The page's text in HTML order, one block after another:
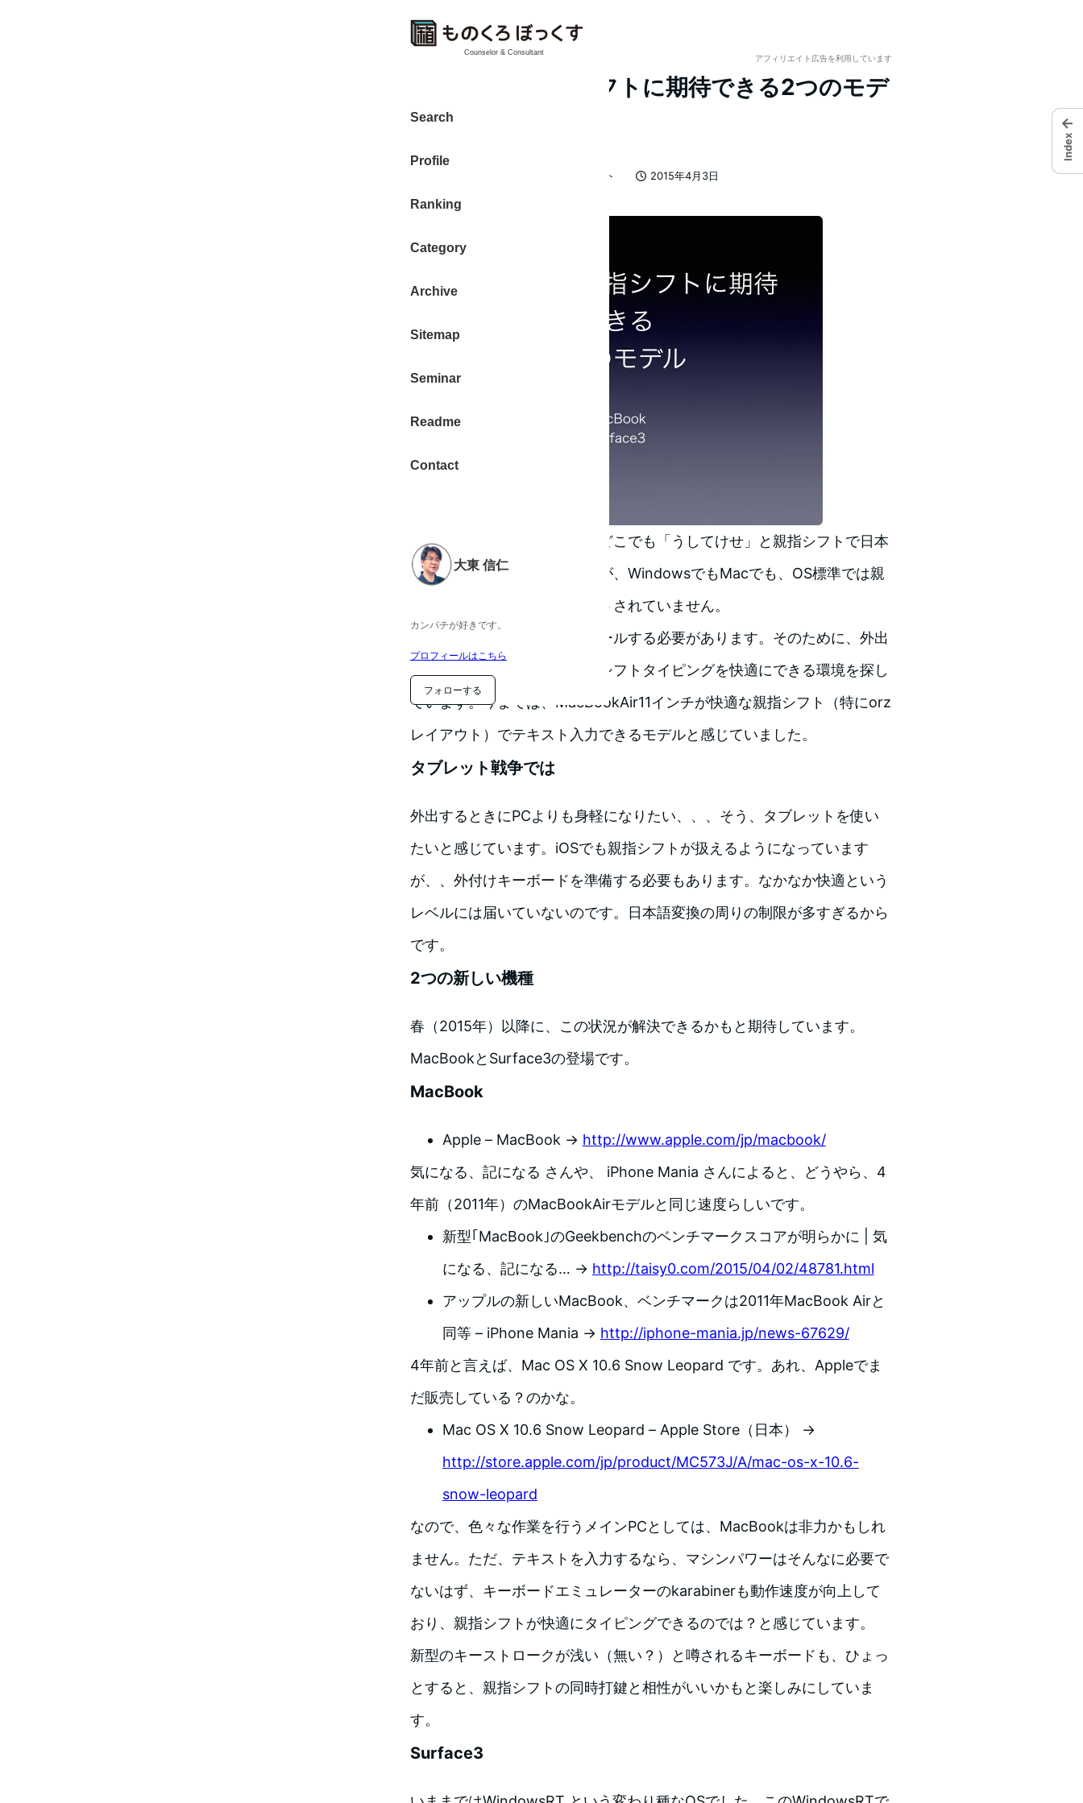
Counselor & Consultant
Search
Profile
Ranking
Category
Archive
Sitemap
Seminar
Readme
Contact
大東 信仁
カンパチが好きです。
プロフィールはこちら
フォローする
アフィリエイト広告を利用しています
モバイルな親指シフトに期待できる2つのモデ
ル
2015年4月3日
者
親指シフト
親指シフトユーザーなので、どこでも「うしてけせ」と親指シフトで日本
語を綴りたいのです。ところが、WindowsでもMacでも、OS標準では親
指シフトの入力方法がサポートされていません。
なんらかのアプリをインストールする必要があります。そのために、外出
先で文章を書くときに、親指シフトタイピングを快適にできる環境を探し
ています。今までは、MacBookAir11インチが快適な親指シフト（特にorz
レイアウト）でテキスト入力できるモデルと感じていました。
タブレット戦争では
外出するときにPCよりも身軽になりたい、、、そう、タブレットを使い
たいと感じています。iOSでも親指シフトが扱えるようになっています
が、、外付けキーボードを準備する必要もあります。なかなか快適という
レベルには届いていないのです。日本語変換の周りの制限が多すぎるから
です。
2つの新しい機種
春（2015年）以降に、この状況が解決できるかもと期待しています。
MacBookとSurface3の登場です。
MacBook
Apple – MacBook → http://www.apple.com/jp/macbook/
気になる、記になる さんや、 iPhone Mania さんによると、どうやら、4
年前（2011年）のMacBookAirモデルと同じ速度らしいです。
新型｢MacBook｣のGeekbenchのベンチマークスコアが明らかに | 気
になる、記になる… → http://taisy0.com/2015/04/02/48781.html
アップルの新しいMacBook、ベンチマークは2011年MacBook Airと
同等 – iPhone Mania → http://iphone-mania.jp/news-67629/
4年前と言えば、Mac OS X 10.6 Snow Leopard です。あれ、Appleでま
だ販売している？のかな。
Mac OS X 10.6 Snow Leopard – Apple Store（日本） →
http://store.apple.com/jp/product/MC573J/A/mac-os-x-10.6-
snow-leopard
なので、色々な作業を行うメインPCとしては、MacBookは非力かもしれ
ません。ただ、テキストを入力するなら、マシンパワーはそんなに必要で
ないはず、キーボードエミュレーターのkarabinerも動作速度が向上して
おり、親指シフトが快適にタイピングできるのでは？と感じています。
新型のキーストロークが浅い（無い？）と噂されるキーボードも、ひょっ
とすると、親指シフトの同時打鍵と相性がいいかもと楽しみにしていま
す。
Surface3
←
Index